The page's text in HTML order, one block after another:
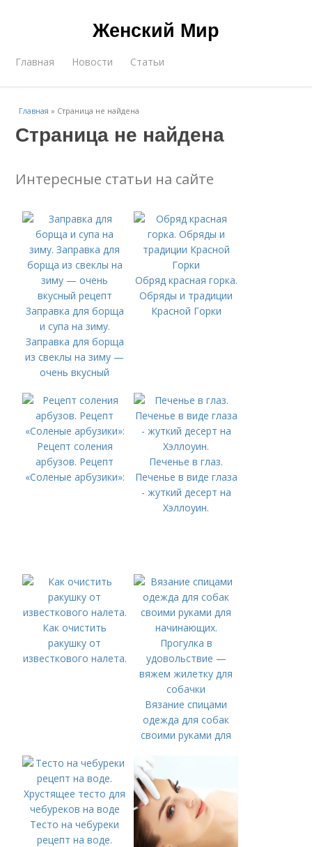
Женский Мир
Главная Новости Статьи
Главная » Страница не найдена
Страница не найдена
Интересные статьи на сайте
Заправка для борща
и супа на зиму.
Заправка для борща
из свеклы на зиму —
очень вкусный
Обряд красная горка.
Обряды и традиции
Красной Горки
Рецепт соления
арбузов. Рецепт
«Соленые арбузики»:
Печенье в глаз.
Печенье в виде глаза
- жуткий десерт на
Хэллоуин.
Как очистить
ракушку от
известкового налета.
Вязание спицами
одежда для собак
своими руками для
удовольствие —
вяжем жилетку для
собачки
Тесто на чебуреки
рецепт на воде.